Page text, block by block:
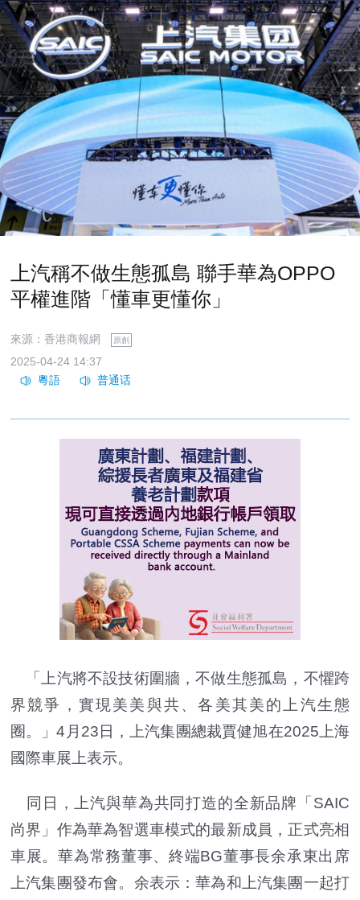
上汽稱不做生態孤島 聯手華為OPPO
平權進階「懂車更懂你」
來源：香港商報網 原創
2025-04-24 14:37
「上汽將不設技術圍牆，不做生態孤島，不懼跨
界競爭，實現美美與共、各美其美的上汽生態
圈。」4月23日，上汽集團總裁賈健旭在2025上海
國際車展上表示。
同日，上汽與華為共同打造的全新品牌「SAIC
尚界」作為華為智選車模式的最新成員，正式亮相
車展。華為常務董事、終端BG董事長余承東出席
上汽集團發布會。余表示：華為和上汽集團一起打